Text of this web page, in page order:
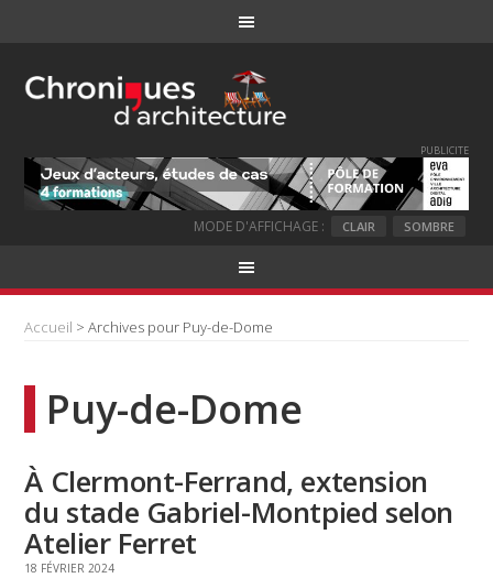
PUBLICITE
MODE D'AFFICHAGE : CLAIR SOMBRE
Accueil > Archives pour Puy-de-Dome
Puy-de-Dome
À Clermont-Ferrand, extension
du stade Gabriel-Montpied selon
Atelier Ferret
18 FÉVRIER 2024